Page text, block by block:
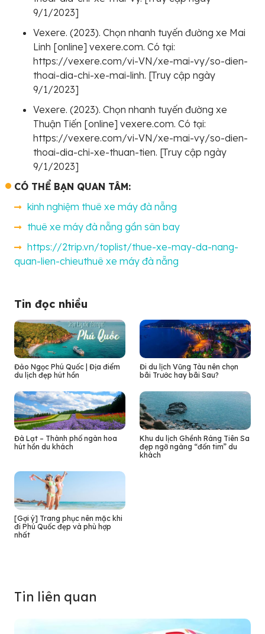
9/1/2023]
Vexere. (2023). Chọn nhanh tuyến đường xe Mai
Linh [online] vexere.com. Có tại:
https://vexere.com/vi-VN/xe-mai-vy/so-dien-
thoai-dia-chi-xe-mai-linh. [Truy cập ngày
9/1/2023]
Vexere. (2023). Chọn nhanh tuyến đường xe
Thuận Tiến [online] vexere.com. Có tại:
https://vexere.com/vi-VN/xe-mai-vy/so-dien-
thoai-dia-chi-xe-thuan-tien. [Truy cập ngày
9/1/2023]
CÓ THỂ BẠN QUAN TÂM:
kinh nghiệm thuê xe máy đà nẵng
thuê xe máy đà nẵng gần sân bay
https://2trip.vn/toplist/thue-xe-may-da-nang-
quan-lien-chieuthuê xe máy đà nẵng
Tin đọc nhiều
Đảo Ngọc Phú Quốc | Địa điểm
du lịch đẹp hút hồn
Đi du lịch Vũng Tàu nên chọn
bãi Trước hay bãi Sau?
Đà Lạt – Thành phố ngàn hoa
hút hồn du khách
Khu du lịch Ghềnh Ráng Tiên Sa
đẹp ngỡ ngàng “đốn tim” du
khách
[Gợi ý] Trang phục nên mặc khi
đi Phú Quốc đẹp và phù hợp
nhất
Tin liên quan